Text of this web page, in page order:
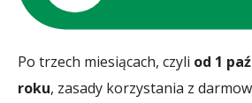
Po trzech miesiącach, czyli od 1
roku, zasady korzystania z